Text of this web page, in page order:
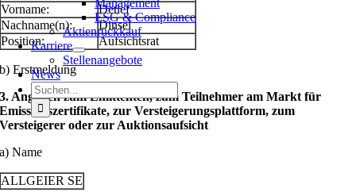
Management
ESG & Compliance
Aktienrückkauf
Karriere
Stellenangebote
News
Suche
nach:
Vorname:
Detlef
Nachname(n):
Dinsel
Position:
Aufsichtsrat
b) Erstmeldung
3. Angaben zum Emittenten, zum Teilnehmer am Markt für
Emissionszertifikate, zur Versteigerungsplattform, zum
Versteigerer oder zur Auktionsaufsicht
a) Name
ALLGEIER SE